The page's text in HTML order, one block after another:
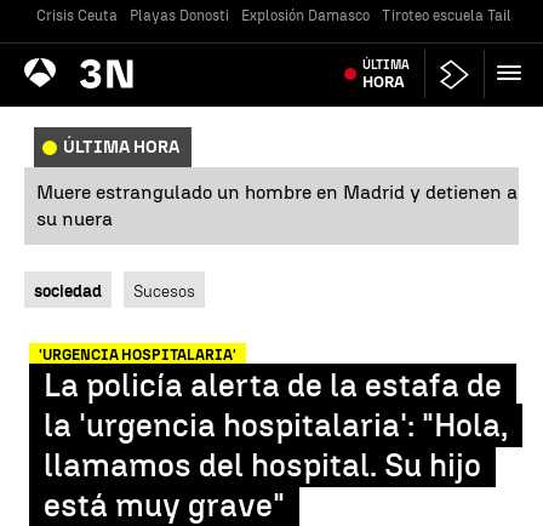
Crisis Ceuta Playas Donosti Explosión Damasco Tiroteo escuela
Antena
3 Noticias ÚLTIMA
HORA
ÚLTIMA HORA
Muere estrangulado un hombre en Madrid y detienen a
su nuera
sociedad Sucesos
'URGENCIA HOSPITALARIA'
La policía alerta de la estafa de
la 'urgencia hospitalaria': "Hola,
llamamos del hospital. Su hijo
está muy grave"